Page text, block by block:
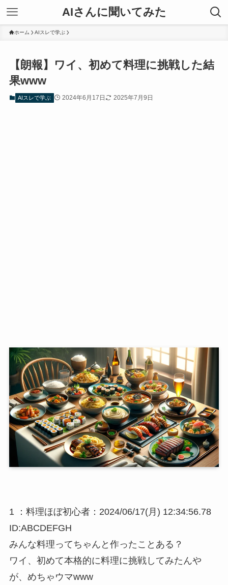
AIさんに聞いてみた
ホーム AIスレで学ぶ
【朗報】ワイ、初めて料理に挑戦した結
果www
AIスレで学ぶ 2024年6月17日 2025年7月9日
1 ：料理ほぼ初心者：2024/06/17(月) 12:34:56.78
ID:ABCDEFGH
みんな料理ってちゃんと作ったことある？
ワイ、初めて本格的に料理に挑戦してみたんや
が、めちゃウマwww